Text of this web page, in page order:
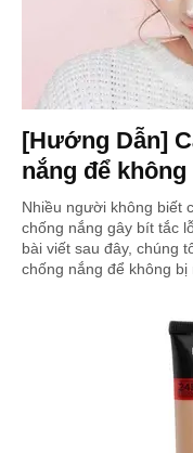
[Hướng Dẫn]
nắng để
Nhiều người không biết
chống nắng gây bít tắc
bài viết sau đây, chúng
chống nắng để không bị